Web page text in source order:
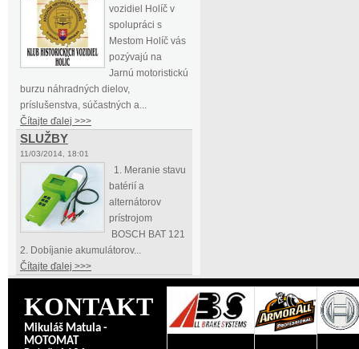
vozidiel Holíč v
spolupráci s
Mestom Holíč vás
pozývajú na
Jarnú motoristickú
burzu náhradných dielov,
príslušenstva, súčastných a...
Čítajte ďalej >>>
SLUŽBY
11/03/2014, 18:01
1. Meranie stavu
batérií a
alternátorov
prístrojom
BOSCH BAT 121
2. Dobíjanie akumulátorov...
Čítajte ďalej >>>
KONTAKT
Mikuláš Matula -
MOTOMAT